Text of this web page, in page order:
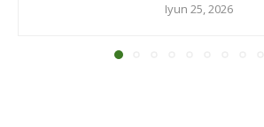
Iyun 25, 2026